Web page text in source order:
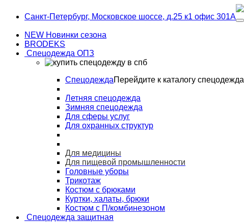
Санкт-Петербург, Московское шоссе, д.25 к1 офис 301А
NEW Новинки сезона
BRODEKS
Спецодежда ОПЗ
СпецодеждаПерейдите к каталогу спецодежда
Летняя спецодежда
Зимняя спецодежда
Для сферы услуг
Для охранных структур
Для медицины
Для пищевой промышленности
Головные уборы
Трикотаж
Костюм с брюками
Куртки, халаты, брюки
Костюм с П/комбинезоном
Спецодежда защитная